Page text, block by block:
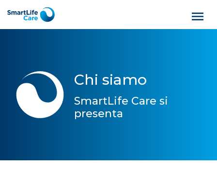
Chi siamo
SmartLife Care si
presenta